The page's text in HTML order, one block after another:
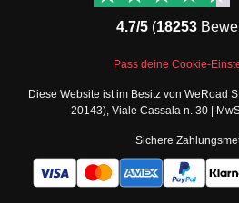
WeRoad Social Media
Facebook Gruppe
TikTok
Teile deine Fotos als
4.7/5(18253
Pass deine Cookie-
Diese Website ist im Besitz von WeRoad
20143), Viale Cassala n. 30 |
Sichere